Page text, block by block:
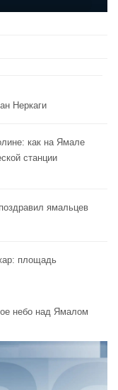
Неркаги
как на Ямале
станции
ямальцев
площадь
небо над Ямалом